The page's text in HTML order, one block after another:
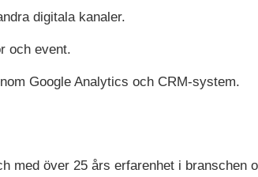
digitala kanaler.
och event.
Google Analytics och CRM-system.
med över 25 års erfarenhet i branschen